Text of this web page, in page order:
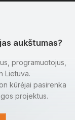
aukštumas?
programuotojus,
Lietuva.
kūrėjai pasirenka
projektus.